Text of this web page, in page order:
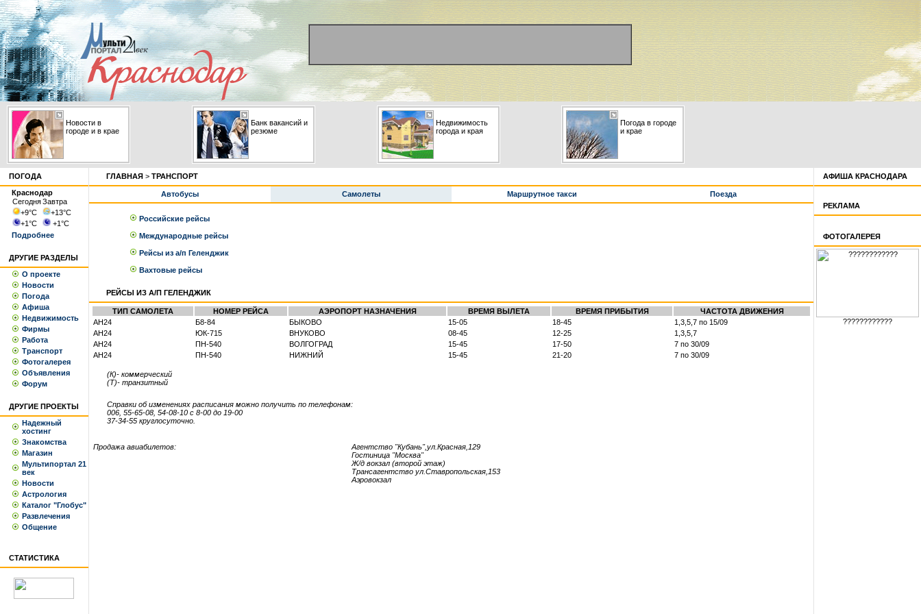
Новости в
городе и в крае
Банк вакансий и
резюме
Недвижимость
города и края
Погода в городе
и крае
ПОГОДА
Краснодар
СегодняЗавтра
+9°С +13°С
+1°С +1°С
Подробнее
ДРУГИЕ РАЗДЕЛЫ
О проекте
Новости
Погода
Афиша
Недвижимость
Фирмы
Работа
Транспорт
Фотогалерея
Объявления
Форум
ДРУГИЕ ПРОЕКТЫ
Надежный
хостинг
Знакомства
Магазин
Мультипортал 21
век
Новости
Астрология
Каталог "Глобус"
Развлечения
Общение
СТАТИСТИКА
ГЛАВНАЯ > ТРАНСПОРТ
Автобусы Самолеты Маршрутное такси Поезда
Российские рейсы
Международные рейсы
Рейсы из а/п Геленджик
Вахтовые рейсы
РЕЙСЫ ИЗ А/П ГЕЛЕНДЖИК
ТИП САМОЛЕТА НОМЕР РЕЙСА АЭРОПОРТ НАЗНАЧЕНИЯ ВРЕМЯ ВЫЛЕТА ВРЕМЯ ПРИБЫТИЯ
ЧАСТОТА ДВИЖЕНИЯ
АН24
Б8-84 БЫКОВО 15-05 18-45
1,3,5,7 по 15/09
АН24
ЮК-715 ВНУКОВО 08-45 12-25
1,3,5,7
АН24
ПН-540 ВОЛГОГРАД 15-45 17-50
7 по 30/09
АН24
ПН-540 НИЖНИЙ 15-45 21-20 7 по 30/09
(К)- коммерческий
(Т)- транзитный
Справки об изменениях расписания можно получить по телефонам:
006, 55-65-08, 54-08-10 с 8-00 до 19-00
37-34-55 круглосуточно.
Продажа авиабилетов:
Агентство "Кубань",ул.Красная,129
Гостиница "Москва"
Ж/д вокзал (второй этаж)
Трансагентство ул.Ставропольская,153
Аэровокзал
АФИША КРАСНОДАРА
РЕКЛАМА
ФОТОГАЛЕРЕЯ
????????????